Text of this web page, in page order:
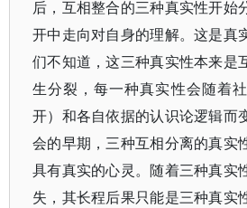
后，互相整合的三种真实性开始
开中走向对自身的理解。这是真
们不知道，这三种真实性本来是
生分裂，每一种真实性会随着
开）和各自依据的认识论逻辑而
会的早期，三种互相分离的真实
具有真实的心灵。随着三种真实
失，其长程后果只能是三种真实